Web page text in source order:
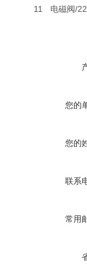
11
电磁阀/
您的
您的
联系
常用